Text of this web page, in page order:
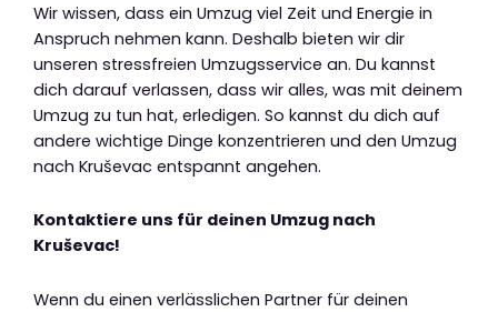
Wir wissen, dass ein Umzug viel Zeit und Energie in
Anspruch nehmen kann. Deshalb bieten wir dir
unseren stressfreien Umzugsservice an. Du kannst
dich darauf verlassen, dass wir alles, was mit deinem
Umzug zu tun hat, erledigen. So kannst du dich auf
andere wichtige Dinge konzentrieren und den Umzug
nach Kruševac entspannt angehen.
Kontaktiere uns für deinen Umzug nach
Kruševac!
Wenn du einen verlässlichen Partner für deinen